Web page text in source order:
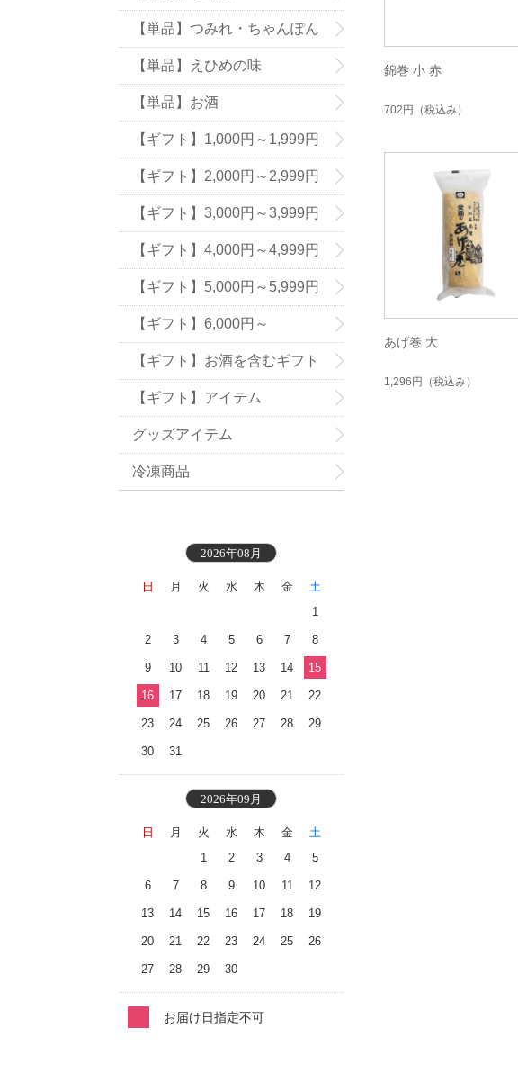
錦巻 小 赤
702円 （税込み）
あげ巻 大
1,296円 （税込み）
【単品】つみれ・ちゃんぽん
の具
【単品】えひめの味
【単品】お酒
【ギフト】1,000円～1,999円
【ギフト】2,000円～2,999円
【ギフト】3,000円～3,999円
【ギフト】4,000円～4,999円
【ギフト】5,000円～5,999円
【ギフト】6,000円～
【ギフト】お酒を含むギフト
【ギフト】アイテム
グッズアイテム
冷凍商品
2026年08月
日 月 火 水 木 金
土
1
2 3 4 5 6 7 8
9 10 11 12 13 14 15
16 17 18 19 20 21 22
23 24 25 26 27 28 29
30 31
2026年09月
日 月 火 水 木 金
土
1
2 3 4 5
6 7 8 9 10 11 12
13 14 15 16 17 18 19
20 21 22 23 24 25 26
27 28 29 30
お届け日指定不可